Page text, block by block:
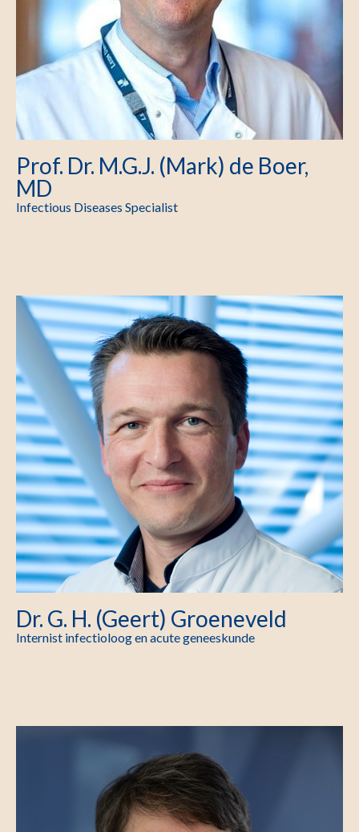
Prof. Dr. M.G.J. (Mark) de Boer,
MD
Infectious Diseases Specialist
Dr. G. H. (Geert) Groeneveld
Internist infectioloog en acute geneeskunde